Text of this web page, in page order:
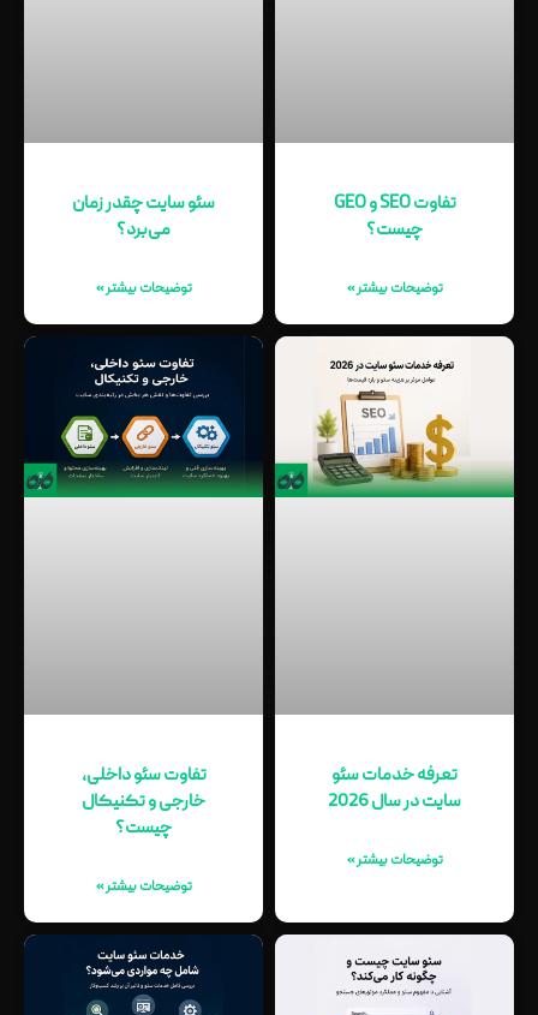
تفاوت SEO و GEO
چیست؟
توضیحات بیشتر »
سئو سایت چقدر زمان
می‌برد؟
توضیحات بیشتر »
تعرفه خدمات سئو
سایت در سال 2026
توضیحات بیشتر »
تفاوت سئو داخلی،
خارجی و تکنیکال
چیست؟
توضیحات بیشتر »